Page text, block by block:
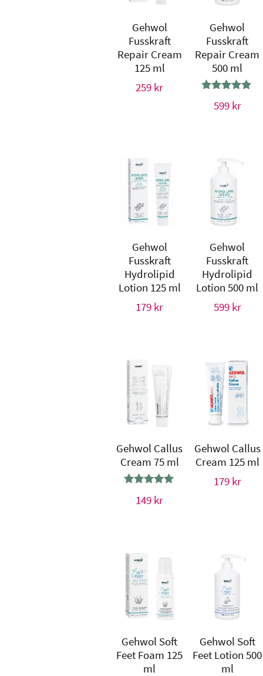
Gehwol
Fusskraft
Repair Cream
125 ml
259 kr
Gehwol
Fusskraft
Repair Cream
500 ml
5.00
599 kr
Gehwol
Fusskraft
Hydrolipid
Lotion 125 ml
179 kr
Gehwol
Fusskraft
Hydrolipid
Lotion 500 ml
599 kr
Gehwol Callus
Cream 75 ml
5.00
149 kr
Gehwol Callus
Cream 125 ml
179 kr
Gehwol Soft
Feet Foam 125
ml
Gehwol Soft
Feet Lotion 500
ml